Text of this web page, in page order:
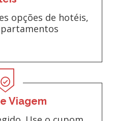
opções de hotéis,
Viagem